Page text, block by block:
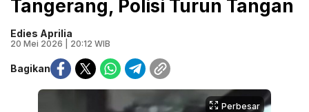
Tangerang, Polisi Turun Tangan
Edies Aprilia
20 Mei 2026 | 20:12 WIB
Bagikan
Perbesar